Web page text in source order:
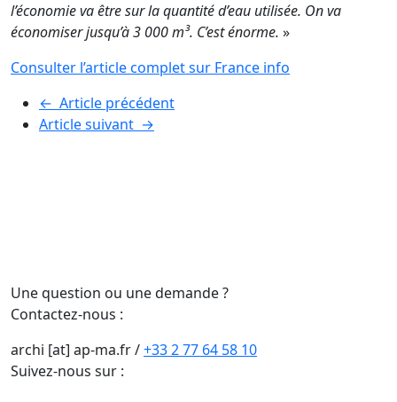
l’économie va être sur la quantité d’eau utilisée. On va
économiser jusqu’à 3 000 m³. C’est énorme. »
Consulter l’article complet sur France info
← Article précédent
Article suivant →
Une question ou une demande ?
Contactez-nous :
archi [at] ap-ma.fr/+33 2 77 64 58 10
Suivez-nous sur :